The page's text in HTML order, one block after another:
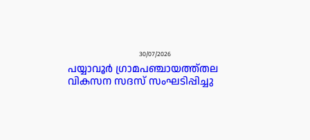
30/07/2026
പയ്യാവൂർ ഗ്രാമപഞ്ചായത്ത്തല
വികസന സദസ് സംഘടിപ്പിച്ചു